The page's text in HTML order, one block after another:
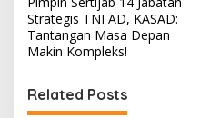
o
s
t
n
Strategis TNI AD, KASAD:
Tantangan Masa Depan
Makin Kompleks!
Related Posts